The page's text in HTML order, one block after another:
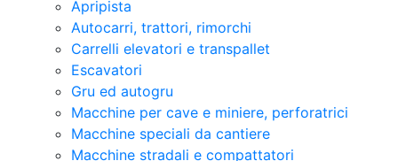
Apripista
Autocarri, trattori, rimorchi
Carrelli elevatori e transpallet
Escavatori
Gru ed autogru
Macchine per cave e miniere, perforatrici
Macchine speciali da cantiere
Macchine stradali e compattatori